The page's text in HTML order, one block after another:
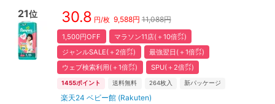
21位 30.8 円/枚 9,588円 11,088円
1,500円OFF
マラソン11店(＋10倍㌽)
ジャンルSALE(＋2倍㌽)
最強翌日(＋1倍㌽)
ウェブ検索利用(＋1倍㌽)
SPU(＋2倍㌽)
1455ポイント 送料無料 264枚入 新パッケージ
楽天24 ベビー館 (Rakuten)